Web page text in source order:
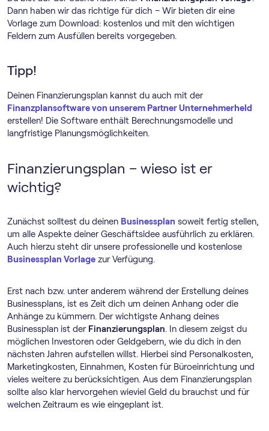
Dann haben wir das richtige für dich – Wir bieten dir eine
Vorlage zum Download: kostenlos und mit den wichtigen
Feldern zum Ausfüllen bereits vorgegeben.
Tipp!
Deinen Finanzierungsplan kannst du auch mit der
Finanzplansoftware von unserem Partner Unternehmerheld
erstellen! Die Software enthält Berechnungsmodelle und
langfristige Planungsmöglichkeiten.
Finanzierungsplan – wieso ist er
wichtig?
Zunächst solltest du deinen Businessplan soweit fertig stellen,
um alle Aspekte deiner Geschäftsidee ausführlich zu erklären.
Auch hierzu steht dir unsere professionelle und kostenlose
Businessplan Vorlage zur Verfügung.
Erst nach bzw. unter anderem während der Erstellung deines
Businessplans, ist es Zeit dich um deinen Anhang oder die
Anhänge zu kümmern. Der wichtigste Anhang deines
Businessplan ist der Finanzierungsplan. In diesem zeigst du
möglichen Investoren oder Geldgebern, wie du dich in den
nächsten Jahren aufstellen willst. Hierbei sind Personalkosten,
Marketingkosten, Einnahmen, Kosten für Büroeinrichtung und
vieles weitere zu berücksichtigen. Aus dem Finanzierungsplan
sollte also klar hervorgehen wieviel Geld du brauchst und für
welchen Zeitraum es wie eingeplant ist.